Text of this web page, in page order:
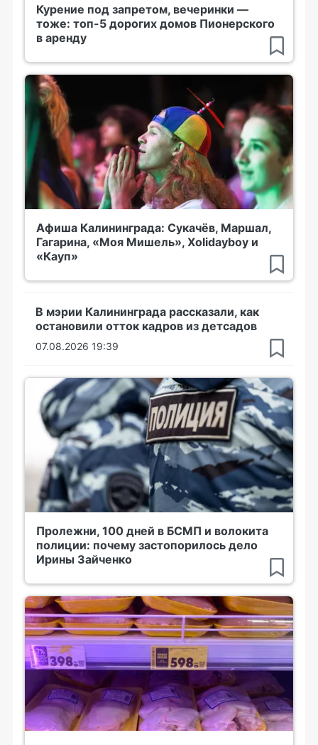
Курение под запретом, вечеринки —
тоже: топ-5 дорогих домов Пионерского
в аренду
Афиша Калининграда: Сукачёв, Маршал,
Гагарина, «Моя Мишель», Xolidayboy и
«Кауп»
В мэрии Калининграда рассказали, как
остановили отток кадров из детсадов
07.08.2026 19:39
Пролежни, 100 дней в БСМП и волокита
полиции: почему застопорилось дело
Ирины Зайченко